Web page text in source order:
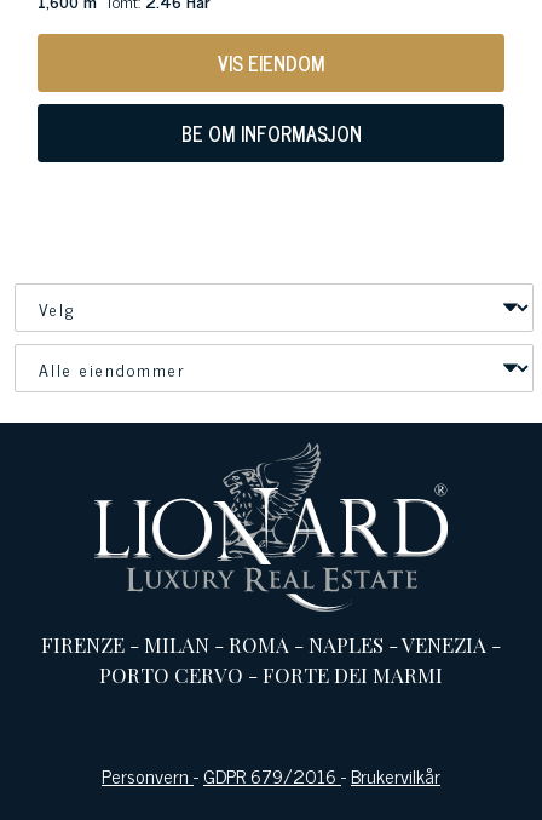
VIS EIENDOM
BE OM INFORMASJON
FIRENZE -MILAN -ROMA -NAPLES -VENEZIA -
PORTO CERVO -FORTE DEI MARMI
Personvern-GDPR 679/2016-Brukervilkår